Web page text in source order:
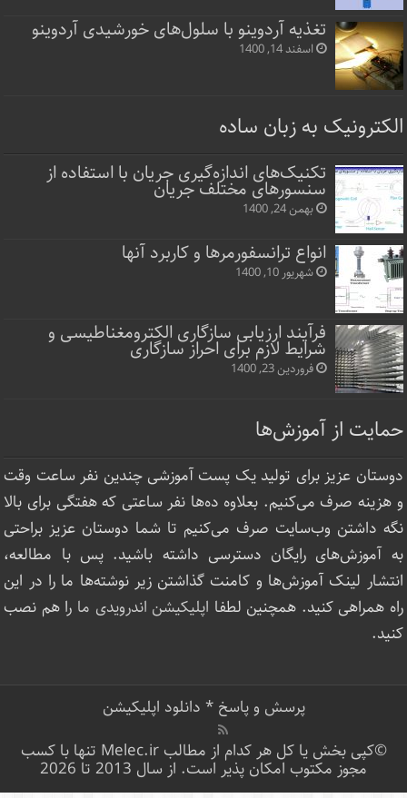
تغذیه آردوینو با سلول‌های خورشیدی آردوینو
اسفند 14, 1400
الکترونیک به زبان ساده
تکنیک‌های اندازه‌گیری جریان با استفاده از
سنسورهای مختلف جریان
بهمن 24, 1400
انواع ترانسفورمرها و کاربرد آنها
شهریور 10, 1400
فرآیند ارزیابی سازگاری الکترومغناطیسی و
شرایط لازم برای احراز سازگاری
فروردین 23, 1400
حمایت از آموزش‌ها
دوستان عزیز برای تولید یک پست آموزشی چندین نفر ساعت‌ وقت
و هزینه صرف می‌کنیم. بعلاوه ده‌ها نفر ساعتی که هفتگی برای بالا
نگه داشتن وب‌سایت صرف ‌می‌کنیم تا شما دوستان عزیز براحتی
به آموزش‌های رایگان دسترسی داشته باشید. پس با مطالعه،
انتشار لینک‌ آموزش‌ها و کامنت گذاشتن زیر نوشته‌‌ها ما را در این
راه همراهی کنید. همچنین لطفا اپلیکیشن اندرویدی ما را هم نصب
کنید.
پرسش و پاسخ* دانلود اپلیکیشن
©کپی بخش یا کل هر کدام از مطالب Melec.ir تنها با کسب
مجوز مکتوب امکان پذیر است. از سال 2013 تا 2026